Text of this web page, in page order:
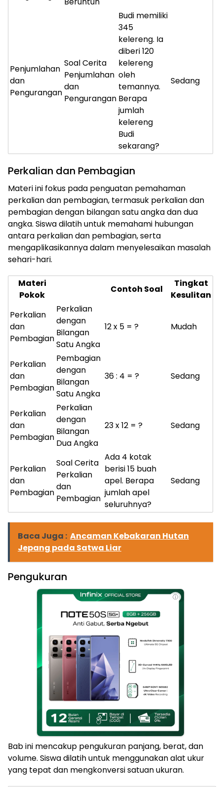
Penjumlahan
dan
Pengurangan
Soal Cerita
Penjumlahan
dan
Pengurangan
Budi memiliki
345
kelereng. Ia
diberi 120
kelereng
oleh
temannya.
Berapa
jumlah
kelereng
Budi
sekarang?
Sedang
Perkalian dan Pembagian
Materi ini fokus pada penguatan pemahaman
perkalian dan pembagian, termasuk perkalian dan
pembagian dengan bilangan satu angka dan dua
angka. Siswa dilatih untuk memahami hubungan
antara perkalian dan pembagian, serta
mengaplikasikannya dalam menyelesaikan masalah
sehari-hari.
Materi
Pokok
Contoh Soal
Tingkat
Kesulitan
Perkalian
dan
Pembagian
Perkalian
dengan
Bilangan
Satu Angka
12 x 5 = ? Mudah
Perkalian
dan
Pembagian
Pembagian
dengan
Bilangan
Satu Angka
36 : 4 = ? Sedang
Perkalian
dan
Pembagian
Perkalian
dengan
Bilangan
Dua Angka
23 x 12 = ? Sedang
Perkalian
dan
Pembagian
Soal Cerita
Perkalian
dan
Pembagian
Ada 4 kotak
berisi 15 buah
apel. Berapa
jumlah apel
seluruhnya?
Sedang
Baca Juga : Ancaman Kebakaran Hutan
Jepang pada Satwa Liar
Pengukuran
ⓘ
Bab ini mencakup pengukuran panjang, berat, dan
volume. Siswa dilatih untuk menggunakan alat ukur
yang tepat dan mengkonversi satuan ukuran.